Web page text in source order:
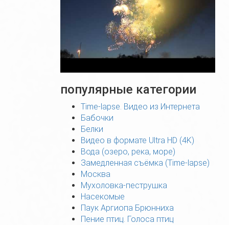
популярные категории
Time-lapse. Видео из Интернета
Бабочки
Белки
Видео в формате Ultra HD (4K)
Вода (озеро, река, море)
Замедленная съёмка (Time-lapse)
Москва
Мухоловка-пеструшка
Насекомые
Паук Аргиопа Брюнниха
Пение птиц. Голоса птиц